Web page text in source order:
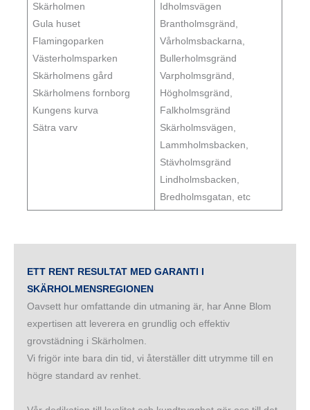
Skärholmen
Gula huset
Flamingoparken
Västerholmsparken
Skärholmens gård
Skärholmens fornborg
Kungens kurva
Sätra varv
Idholmsvägen
Brantholmsgränd,
Vårholmsbackarna,
Bullerholmsgränd
Varpholmsgränd,
Högholmsgränd,
Falkholmsgränd
Skärholmsvägen,
Lammholmsbacken,
Stävholmsgränd
Lindholmsbacken,
Bredholmsgatan, etc
ETT RENT RESULTAT MED GARANTI I
SKÄRHOLMENSREGIONEN
Oavsett hur omfattande din utmaning är, har Anne Blom
expertisen att leverera en grundlig och effektiv
grovstädning i Skärholmen.
Vi frigör inte bara din tid, vi återställer ditt utrymme till en
högre standard av renhet.